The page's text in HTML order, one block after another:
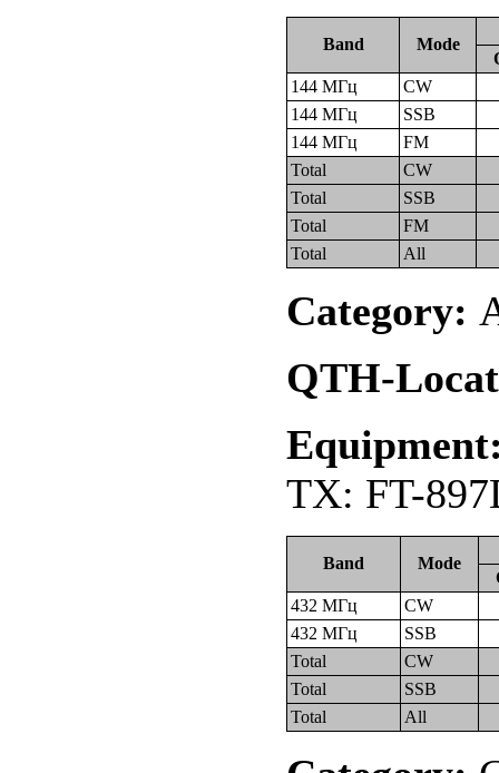
Band Mode
144 МГц
CW
144 МГц
SSB
144 МГц
FM
Total
CW
Total
SSB
Total
FM
Total
All
Category:
QTH-
TX: FT-
Band Mode
432 МГц
CW
432 МГц
SSB
Total
CW
Total
SSB
Total
All